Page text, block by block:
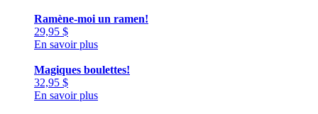
Ramène-moi un ramen!
29,95 $
En savoir plus
Magiques boulettes!
32,95 $
En savoir plus